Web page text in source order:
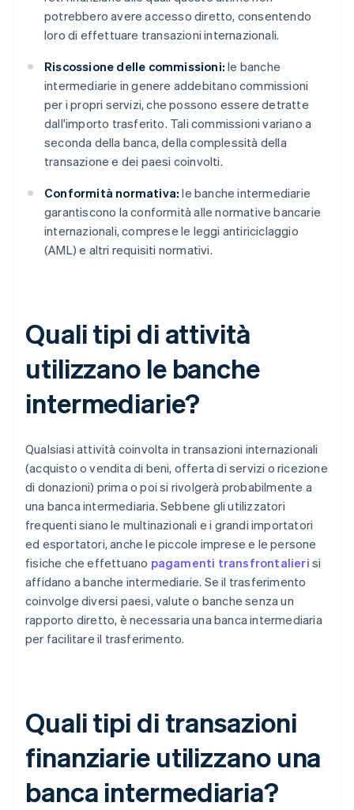
potrebbero avere accesso diretto, consentendo
loro di effettuare transazioni internazionali.
Riscossione delle commissioni: le banche
intermediarie in genere addebitano commissioni
per i propri servizi, che possono essere detratte
dall'importo trasferito. Tali commissioni variano a
seconda della banca, della complessità della
transazione e dei paesi coinvolti.
Conformità normativa: le banche intermediarie
garantiscono la conformità alle normative bancarie
internazionali, comprese le leggi antiriciclaggio
(AML) e altri requisiti normativi.
Quali tipi di attività
utilizzano le banche
intermediarie?
Qualsiasi attività coinvolta in transazioni internazionali
(acquisto o vendita di beni, offerta di servizi o ricezione
di donazioni) prima o poi si rivolgerà probabilmente a
una banca intermediaria. Sebbene gli utilizzatori
frequenti siano le multinazionali e i grandi importatori
ed esportatori, anche le piccole imprese e le persone
fisiche che effettuano pagamenti transfrontalieri si
affidano a banche intermediarie. Se il trasferimento
coinvolge diversi paesi, valute o banche senza un
rapporto diretto, è necessaria una banca intermediaria
per facilitare il trasferimento.
Quali tipi di transazioni
finanziarie utilizzano una
banca intermediaria?